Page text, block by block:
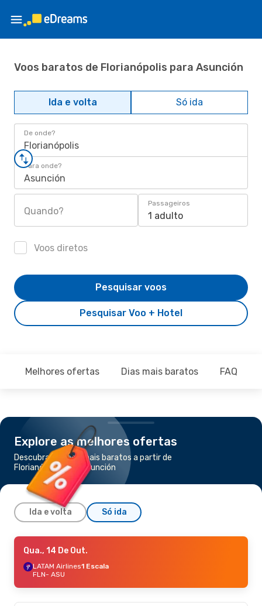
Voos baratos de Florianópolis para Asunción
Ida e volta Só ida
De onde?
Florianópolis
Para onde?
Asunción
Quando?
Passageiros
1 adulto
Voos diretos
Pesquisar Voo + Hotel
Pesquisar voos
Melhores ofertas Dias mais baratos FAQ
Explore as melhores ofertas
Descubra os voos mais baratos a partir de
Florianópolis para Asunción
Ida e volta Só ida
Ter., 1 De Set.- Sex., 4 De Set.
LATAM Airlines1 Escala
FLN- ASU
ASU- FLN
Qua., 14 De Out.
LATAM Airlines1 Escala
FLN- ASU